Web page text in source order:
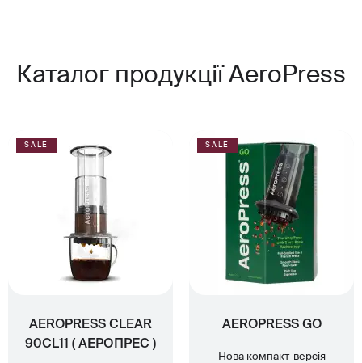
Каталог продукції AeroPress
SALE
AEROPRESS CLEAR
90CL11 ( АЕРОПРЕС )
SALE
AEROPRESS GO
Нова компакт-версія